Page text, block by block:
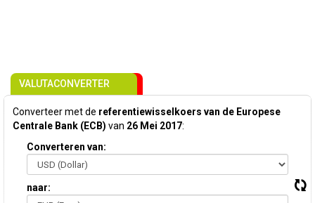
VALUTACONVERTER
Converteer met de referentiewisselkoers van de Europese
Centrale Bank (ECB) van 26 Mei 2017:
Converteren van:
naar: